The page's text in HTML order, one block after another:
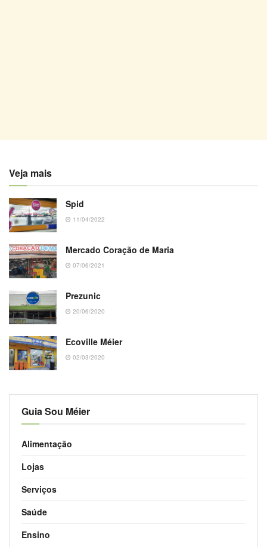
Veja mais
Spid
11/04/2022
Mercado Coração de Maria
07/06/2021
Prezunic
20/06/2020
Ecoville Méier
02/03/2020
Guia Sou Méier
Alimentação
Lojas
Serviços
Saúde
Ensino